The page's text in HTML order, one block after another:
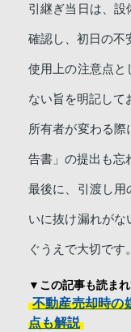
引継ぎ当日は、設
確認し、初日の不
使用上の注意点と
ない旨を明記して
所有者が変わる
告書」の提出も忘
最後に、引渡し用
いに抜け漏れが
ぐうえで大切です。
▼この記事も読ま
不動産売却時の
点も解説